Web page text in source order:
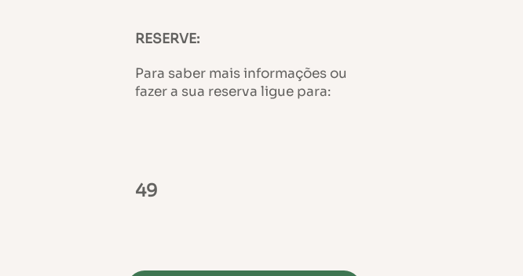
RESERVE:
Para saber mais informações ou
fazer a sua reserva ligue para:
49